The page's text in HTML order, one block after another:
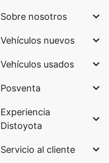
Sobre nosotros
Vehículos nuevos
Vehículos usados
Posventa
Experiencia
Distoyota
Servicio al cliente